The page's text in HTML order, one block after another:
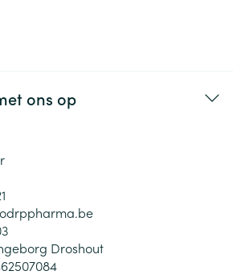
ons op
odrppharma.be
Droshout